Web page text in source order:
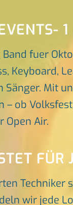
1
Band fuer
Keyboard,
Sänger. Mit
– ob
Open Air.
FÜR
Techniker
wir jede